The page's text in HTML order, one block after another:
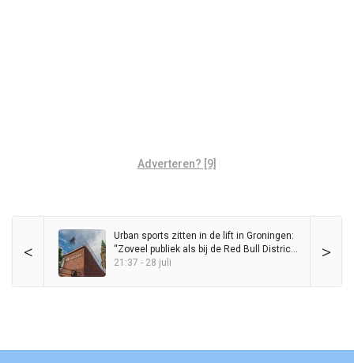
Adverteren? [9]
< >
Urban sports zitten in de lift in Groningen:
“Zoveel publiek als bij de Red Bull District
Ride heb ik nog nooit op de Grote Markt
21:37 - 28 juli